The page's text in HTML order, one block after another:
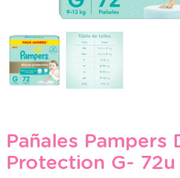
Pañales Pampers
Protection G- 72u